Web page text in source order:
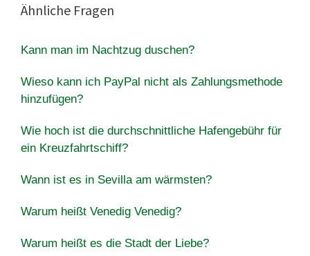
Ähnliche Fragen
Kann man im Nachtzug duschen?
Wieso kann ich PayPal nicht als Zahlungsmethode
hinzufügen?
Wie hoch ist die durchschnittliche Hafengebühr für
ein Kreuzfahrtschiff?
Wann ist es in Sevilla am wärmsten?
Warum heißt Venedig Venedig?
Warum heißt es die Stadt der Liebe?